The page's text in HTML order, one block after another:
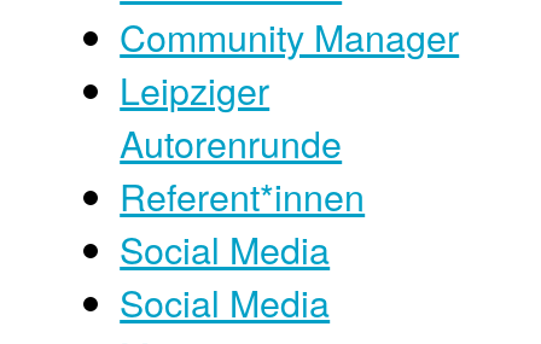
Community Manager
Leipziger
Autorenrunde
Referent*innen
Social Media
Social Media